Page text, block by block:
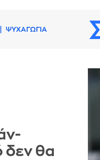
ΨΥΧΑΓΩΓΙΑ
δεν θα